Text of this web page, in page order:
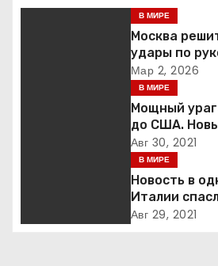
и
п
В МИРЕ
Москва
удары по
призывает к
деэскалации
Мар 2, 2026
В МИРЕ
Мощный
до США.
готовится к
Авг 30, 2021
В МИРЕ
Новость в
Италии
мигрантов
Авг 29, 2021